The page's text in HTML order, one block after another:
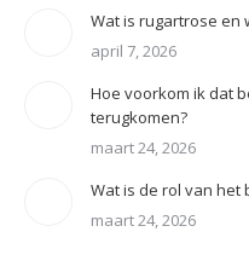
Wat is rugartrose en
april 7, 2026
Hoe voorkom ik dat
terugkomen?
maart 24, 2026
Wat is de rol van het
maart 24, 2026